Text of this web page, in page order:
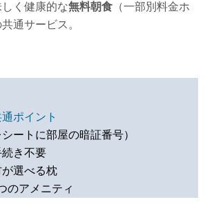
く健康的な無料朝食 （一部別料金ホ
通サービス。
ポイント
ートに部屋の暗証番号）
続き不要
が選べる枕
のアメニティ